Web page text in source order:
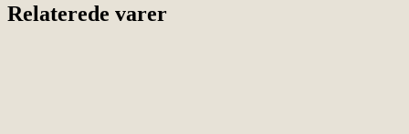
Relaterede varer